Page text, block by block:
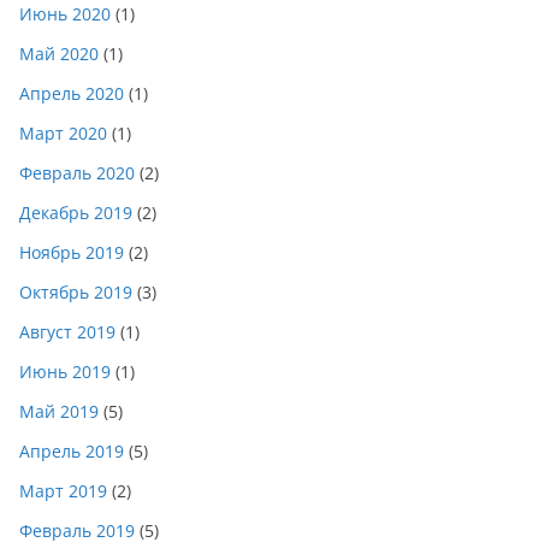
Июнь 2020 (1)
Май 2020 (1)
Апрель 2020 (1)
Март 2020 (1)
Февраль 2020 (2)
Декабрь 2019 (2)
Ноябрь 2019 (2)
Октябрь 2019 (3)
Август 2019 (1)
Июнь 2019 (1)
Май 2019 (5)
Апрель 2019 (5)
Март 2019 (2)
Февраль 2019 (5)